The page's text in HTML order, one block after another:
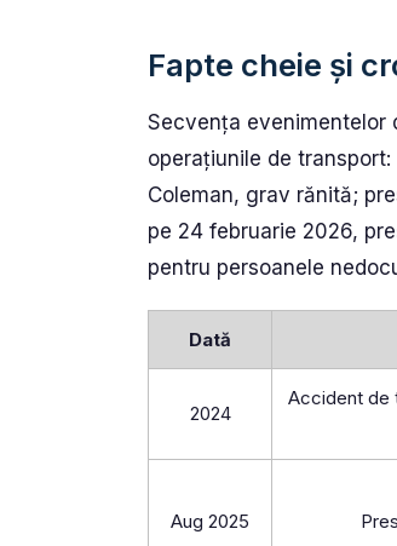
Fapte cheie și
Secvența evenimentelor
operațiunile de
Coleman, grav rănită;
pe 24 februarie 2026,
pentru persoanele
Dată
2024
Accident de
Aug 2025